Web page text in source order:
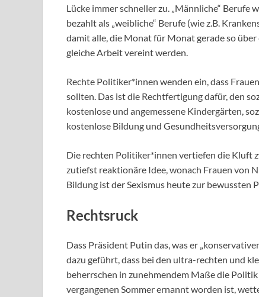
Lücke immer schneller zu. „Männliche“
bezahlt als „weibliche“ Berufe (wie z.B.
damit alle, die Monat für Monat gerade so
gleiche Arbeit vereint werden.
Rechte Politiker*innen wenden ein, dass
sollten. Das ist die Rechtfertigung dafür, den
kostenlose und angemessene Kindergärten,
kostenlose Bildung und
Die rechten Politiker*innen vertiefen die Kluft
zutiefst reaktionäre Idee, wonach Frauen von
Bildung ist der Sexismus heute zur
Rechtsruck
Dass Präsident Putin das, was er
dazu geführt, dass bei den ultra-rechten und
beherrschen in zunehmendem Maße die
vergangenen Sommer ernannt worden ist,